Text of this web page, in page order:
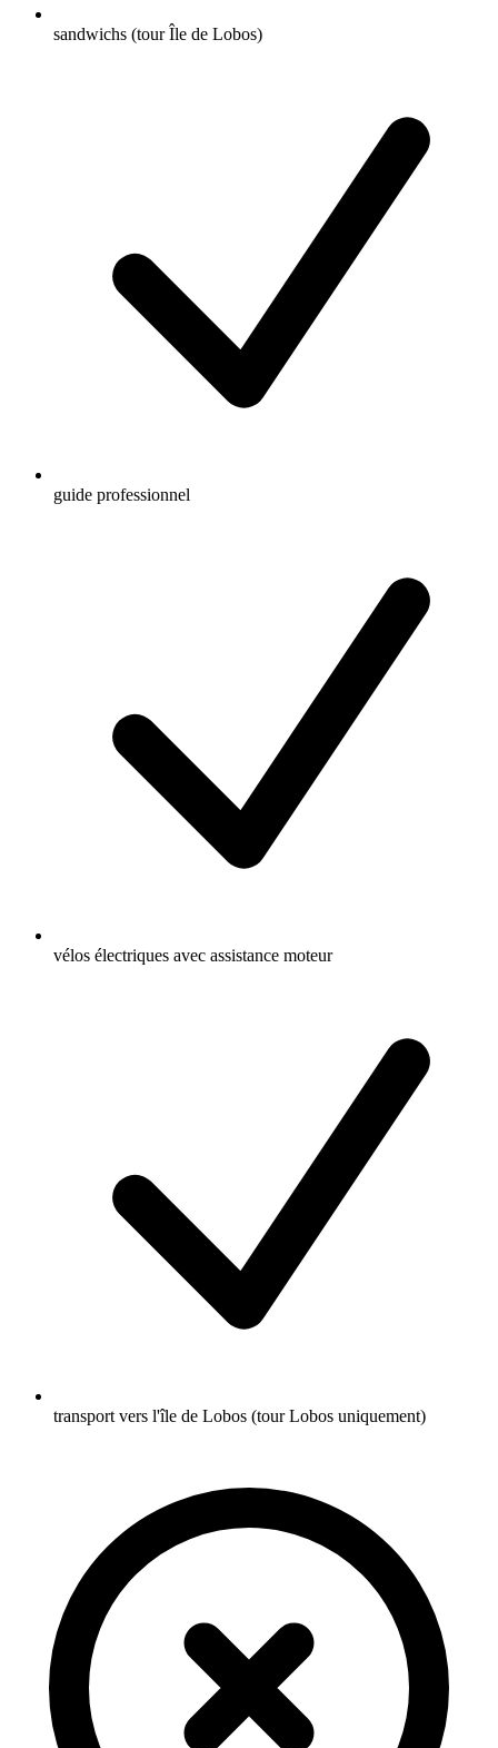
sandwichs (tour Île de Lobos)
guide professionnel
vélos électriques avec assistance moteur
transport vers l'île de Lobos (tour Lobos uniquement)